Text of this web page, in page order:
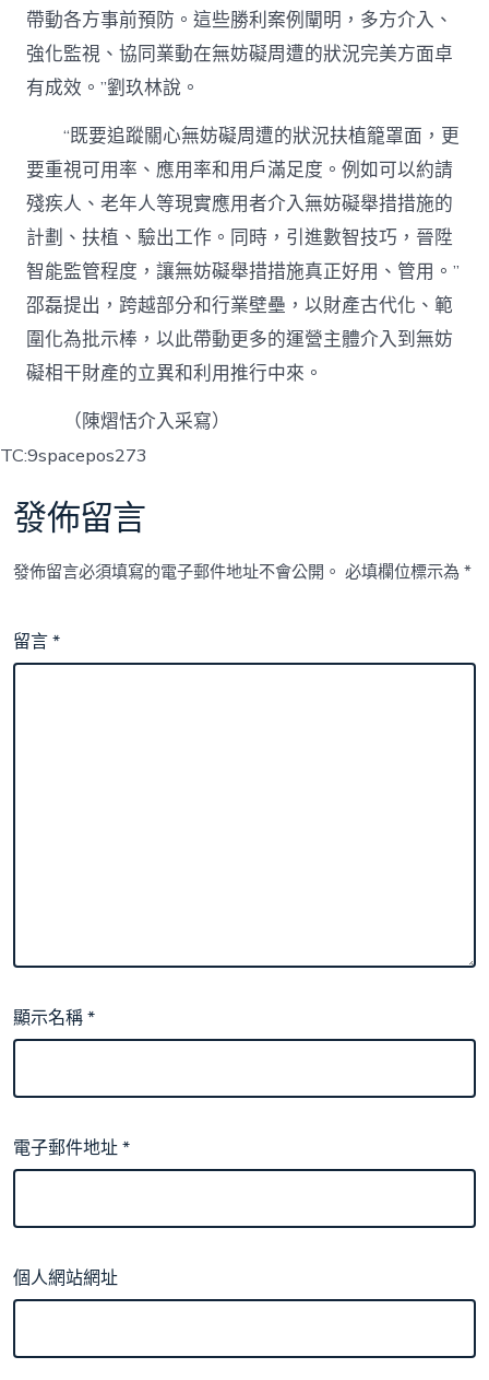
帶動各方事前預防。這些勝利案例闡明，多方介入、
強化監視、協同業動在無妨礙周遭的狀況完美方面卓
有成效。”劉玖林說。
“既要追蹤關心無妨礙周遭的狀況扶植籠罩面，更
要重視可用率、應用率和用戶滿足度。例如可以約請
殘疾人、老年人等現實應用者介入無妨礙舉措措施的
計劃、扶植、驗出工作。同時，引進數智技巧，晉陞
智能監管程度，讓無妨礙舉措措施真正好用、管用。”
邵磊提出，跨越部分和行業壁壘，以財產古代化、範
圍化為批示棒，以此帶動更多的運營主體介入到無妨
礙相干財產的立異和利用推行中來。
（陳熠恬介入采寫）
TC:9spacepos273
發佈留言
發佈留言必須填寫的電子郵件地址不會公開。 必填欄位標示為*
留言*
顯示名稱*
電子郵件地址*
個人網站網址